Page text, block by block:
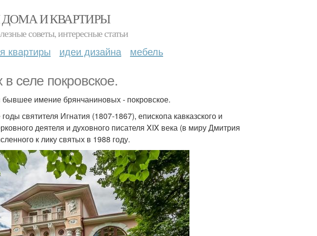
ДОМА И КВАРТИРЫ
советы, интересные статьи
квартиры идеи дизайна мебель
селе покровское.
бывшее имение брянчаниновых - покровское.
святителя Игнатия (1807-1867), епископа кавказского и
деятеля и духовного писателя XIX века (в миру Дмитрия
к лику святых в 1988 году.